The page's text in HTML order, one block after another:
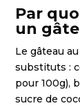
Par
un
Le gâteau
substituts :
pour 100g),
sucre de